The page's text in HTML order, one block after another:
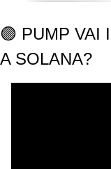
🟣 PUMP VAI
A SOLANA?